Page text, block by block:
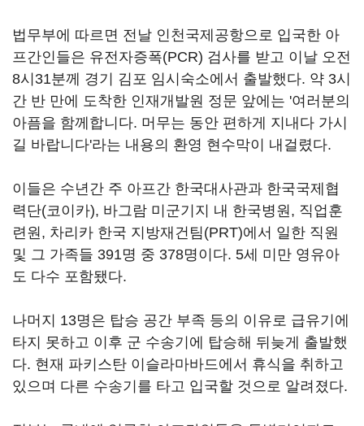
법무부에 따르면 전날 인천국제공항으로 입국한 아
프간인들은 유전자증폭(PCR) 검사를 받고 이날 오전
8시31분께 경기 김포 임시숙소에서 출발했다. 약 3시
간 반 만에 도착한 인재개발원 정문 앞에는 '여러분의
아픔을 함께합니다. 머무는 동안 편하게 지내다 가시
길 바랍니다'라는 내용의 환영 현수막이 내걸렸다.
이들은 수년간 주 아프간 한국대사관과 한국국제협
력단(코이카), 바그람 미군기지 내 한국병원, 직업훈
련원, 차리카 한국 지방재건팀(PRT)에서 일한 직원
및 그 가족들 391명 중 378명이다. 5세 미만 영유아
도 다수 포함됐다.
나머지 13명은 탑승 공간 부족 등의 이유로 급유기에
타지 못하고 이후 군 수송기에 탑승해 뒤늦게 출발했
다. 현재 파키스탄 이슬라마바드에서 휴식을 취하고
있으며 다른 수송기를 타고 입국할 것으로 알려졌다.